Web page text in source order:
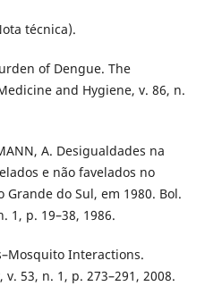
técnica).
of Dengue. The
and Hygiene, v. 86, n.
A. Desigualdades na
e não favelados no
do Sul, em 1980. Bol.
1, p. 19–38, 1986.
Interactions.
53, n. 1, p. 273–291, 2008.